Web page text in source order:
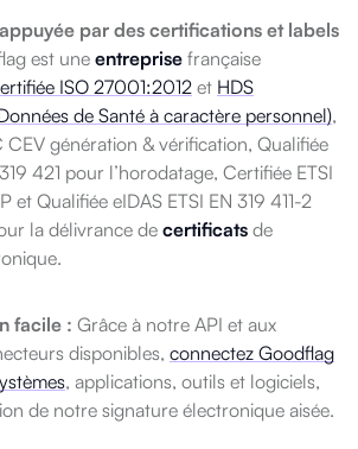
par des certifications et labels
est une entreprise française
ISO 27001:2012 et HDS
de Santé à caractère personnel),
CEV génération & vérification, Qualifiée
421 pour l’horodatage, Certifiée ETSI
et Qualifiée eIDAS ETSI EN 319 411-2
la délivrance de certificats de
facile : Grâce à notre API et aux
disponibles, connectez Goodflag
, applications, outils et logiciels,
de notre signature électronique aisée.